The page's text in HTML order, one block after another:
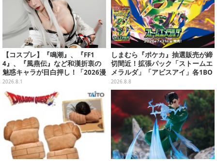
【コスプレ】『鳴潮』、『FF1
4』、『風燕伝』など和漢折衷の
魅惑キャラが目白押し！「2026漫
画博覧会」美麗レイヤー13選【写
真39枚】
2026.8.1
しまむら『ポケカ』抽選販売が締
切間近！拡張パック「ストームエ
メラルダ」「アビスアイ」各1BO
Xをラインナップ
2026.8.8